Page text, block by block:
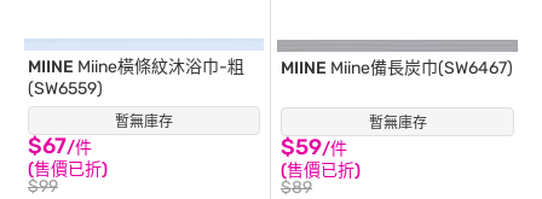
暫無庫存
MIINE Miine橫條紋沐浴巾-粗
(SW6559)
$67/件
(售價已折)
$99
(12) 暫無庫存
MIINE Miine備長炭巾(SW6467)
$59/件
(售價已折)
$89
(3)